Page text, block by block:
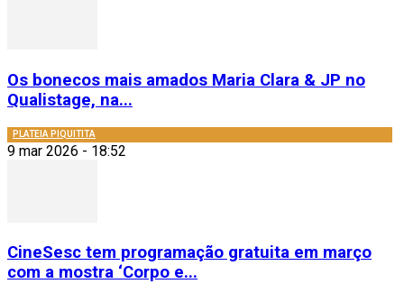
Os bonecos mais amados Maria Clara & JP no
Qualistage, na...
PLATEIA PIQUITITA
9 mar 2026 - 18:52
CineSesc tem programação gratuita em março
com a mostra ‘Corpo e...